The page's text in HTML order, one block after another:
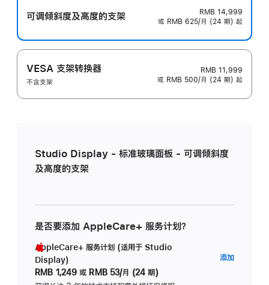
可调倾斜度及高‍度的支‍架
RMB 14,999
或 RMB 625/月 (24 期) 起
VESA 支架转换器
不含支架
RMB 11,999
或 RMB 500/月 (24 期) 起
Studio Display - 标准玻璃面板 - 可调倾斜度
及高度的支架
是否要添加 AppleCare+ 服务计划？
AppleCare+ 服务计划 (适用于 Studio
Display)
RMB 1,249 或 RMB 53/月 (24 期)
添加